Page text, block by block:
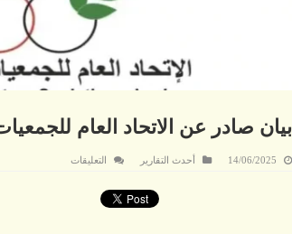
بيان صادر عن الاتحاد العام
14/06/2025 أحدث التقارير التعليقات